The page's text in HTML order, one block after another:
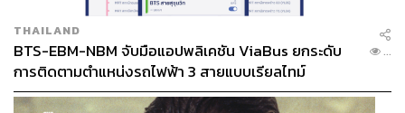
THAILAND
BTS-EBM-NBM จับมือแอปพลิเคชัน ViaBus ยกระดับ
การติดตามตำแหน่งรถไฟฟ้า 3 สายแบบเรียลไทม์
...